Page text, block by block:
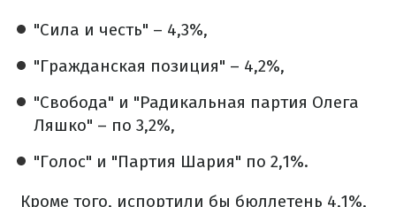
"Сила и честь" – 4,3%,
"Гражданская позиция" – 4,2%,
"Свобода" и "Радикальная партия Олега
Ляшко" – по 3,2%,
"Голос" и "Партия Шария" по 2,1%.
Кроме того, испортили бы бюллетень 4,1%,